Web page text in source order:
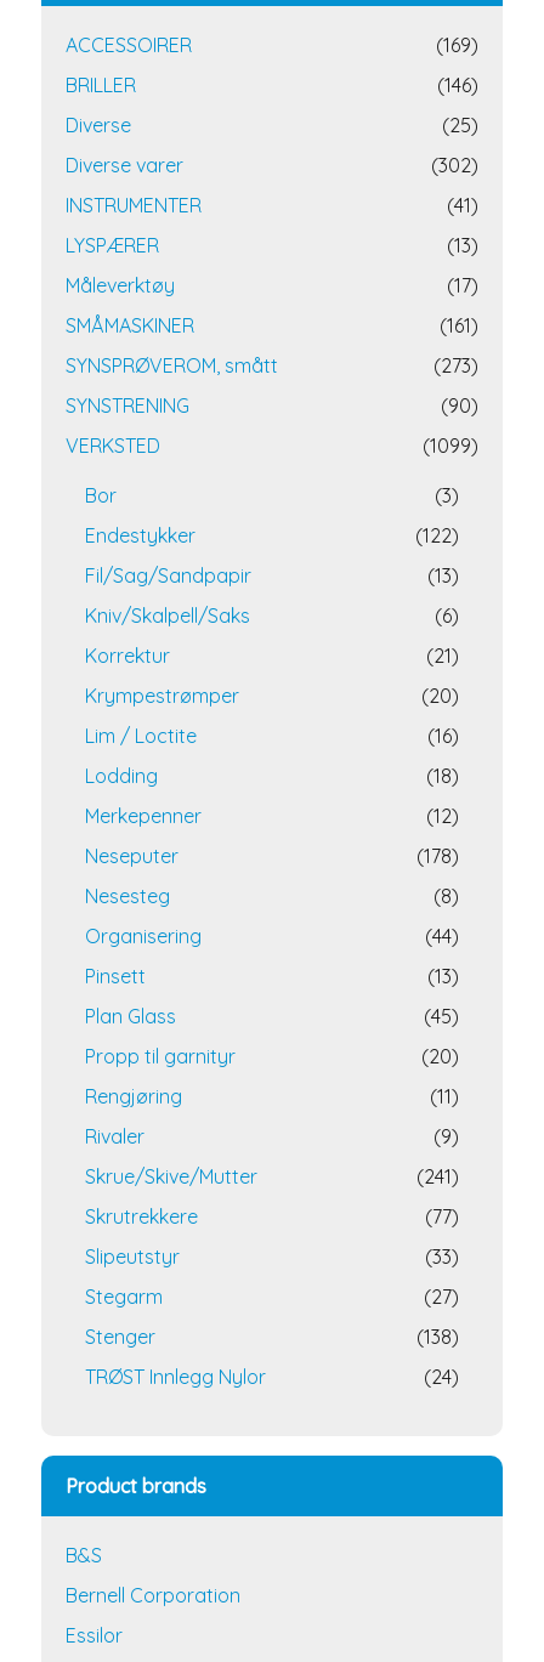
ACCESSOIRER
(169)
BRILLER
(146)
Diverse
(25)
Diverse varer
(302)
INSTRUMENTER
(41)
LYSPÆRER
(13)
Måleverktøy
(17)
SMÅMASKINER
(161)
SYNSPRØVEROM, smått
(273)
SYNSTRENING
(90)
VERKSTED
(1099)
Bor
(3)
Endestykker
(122)
Fil/Sag/Sandpapir
(13)
Kniv/Skalpell/Saks
(6)
Korrektur
(21)
Krympestrømper
(20)
Lim / Loctite
(16)
Lodding
(18)
Merkepenner
(12)
Neseputer
(178)
Nesesteg
(8)
Organisering
(44)
Pinsett
(13)
Plan Glass
(45)
Propp til garnityr
(20)
Rengjøring
(11)
Rivaler
(9)
Skrue/Skive/Mutter
(241)
Skrutrekkere
(77)
Slipeutstyr
(33)
Stegarm
(27)
Stenger
(138)
TRØST Innlegg Nylor
(24)
Product brands
B&S
Bernell Corporation
Essilor